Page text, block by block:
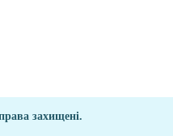
захищені.